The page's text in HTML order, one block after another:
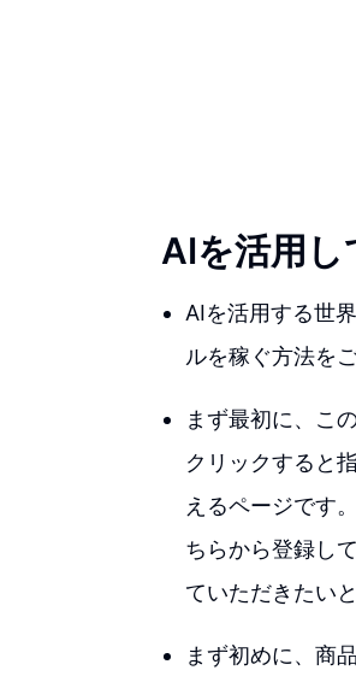
AIを活用
AIを活用する世
ルを稼ぐ方法を
まず最初に、こ
クリックすると
えるページです
ちらから登録し
ていただきたい
まず初めに、商